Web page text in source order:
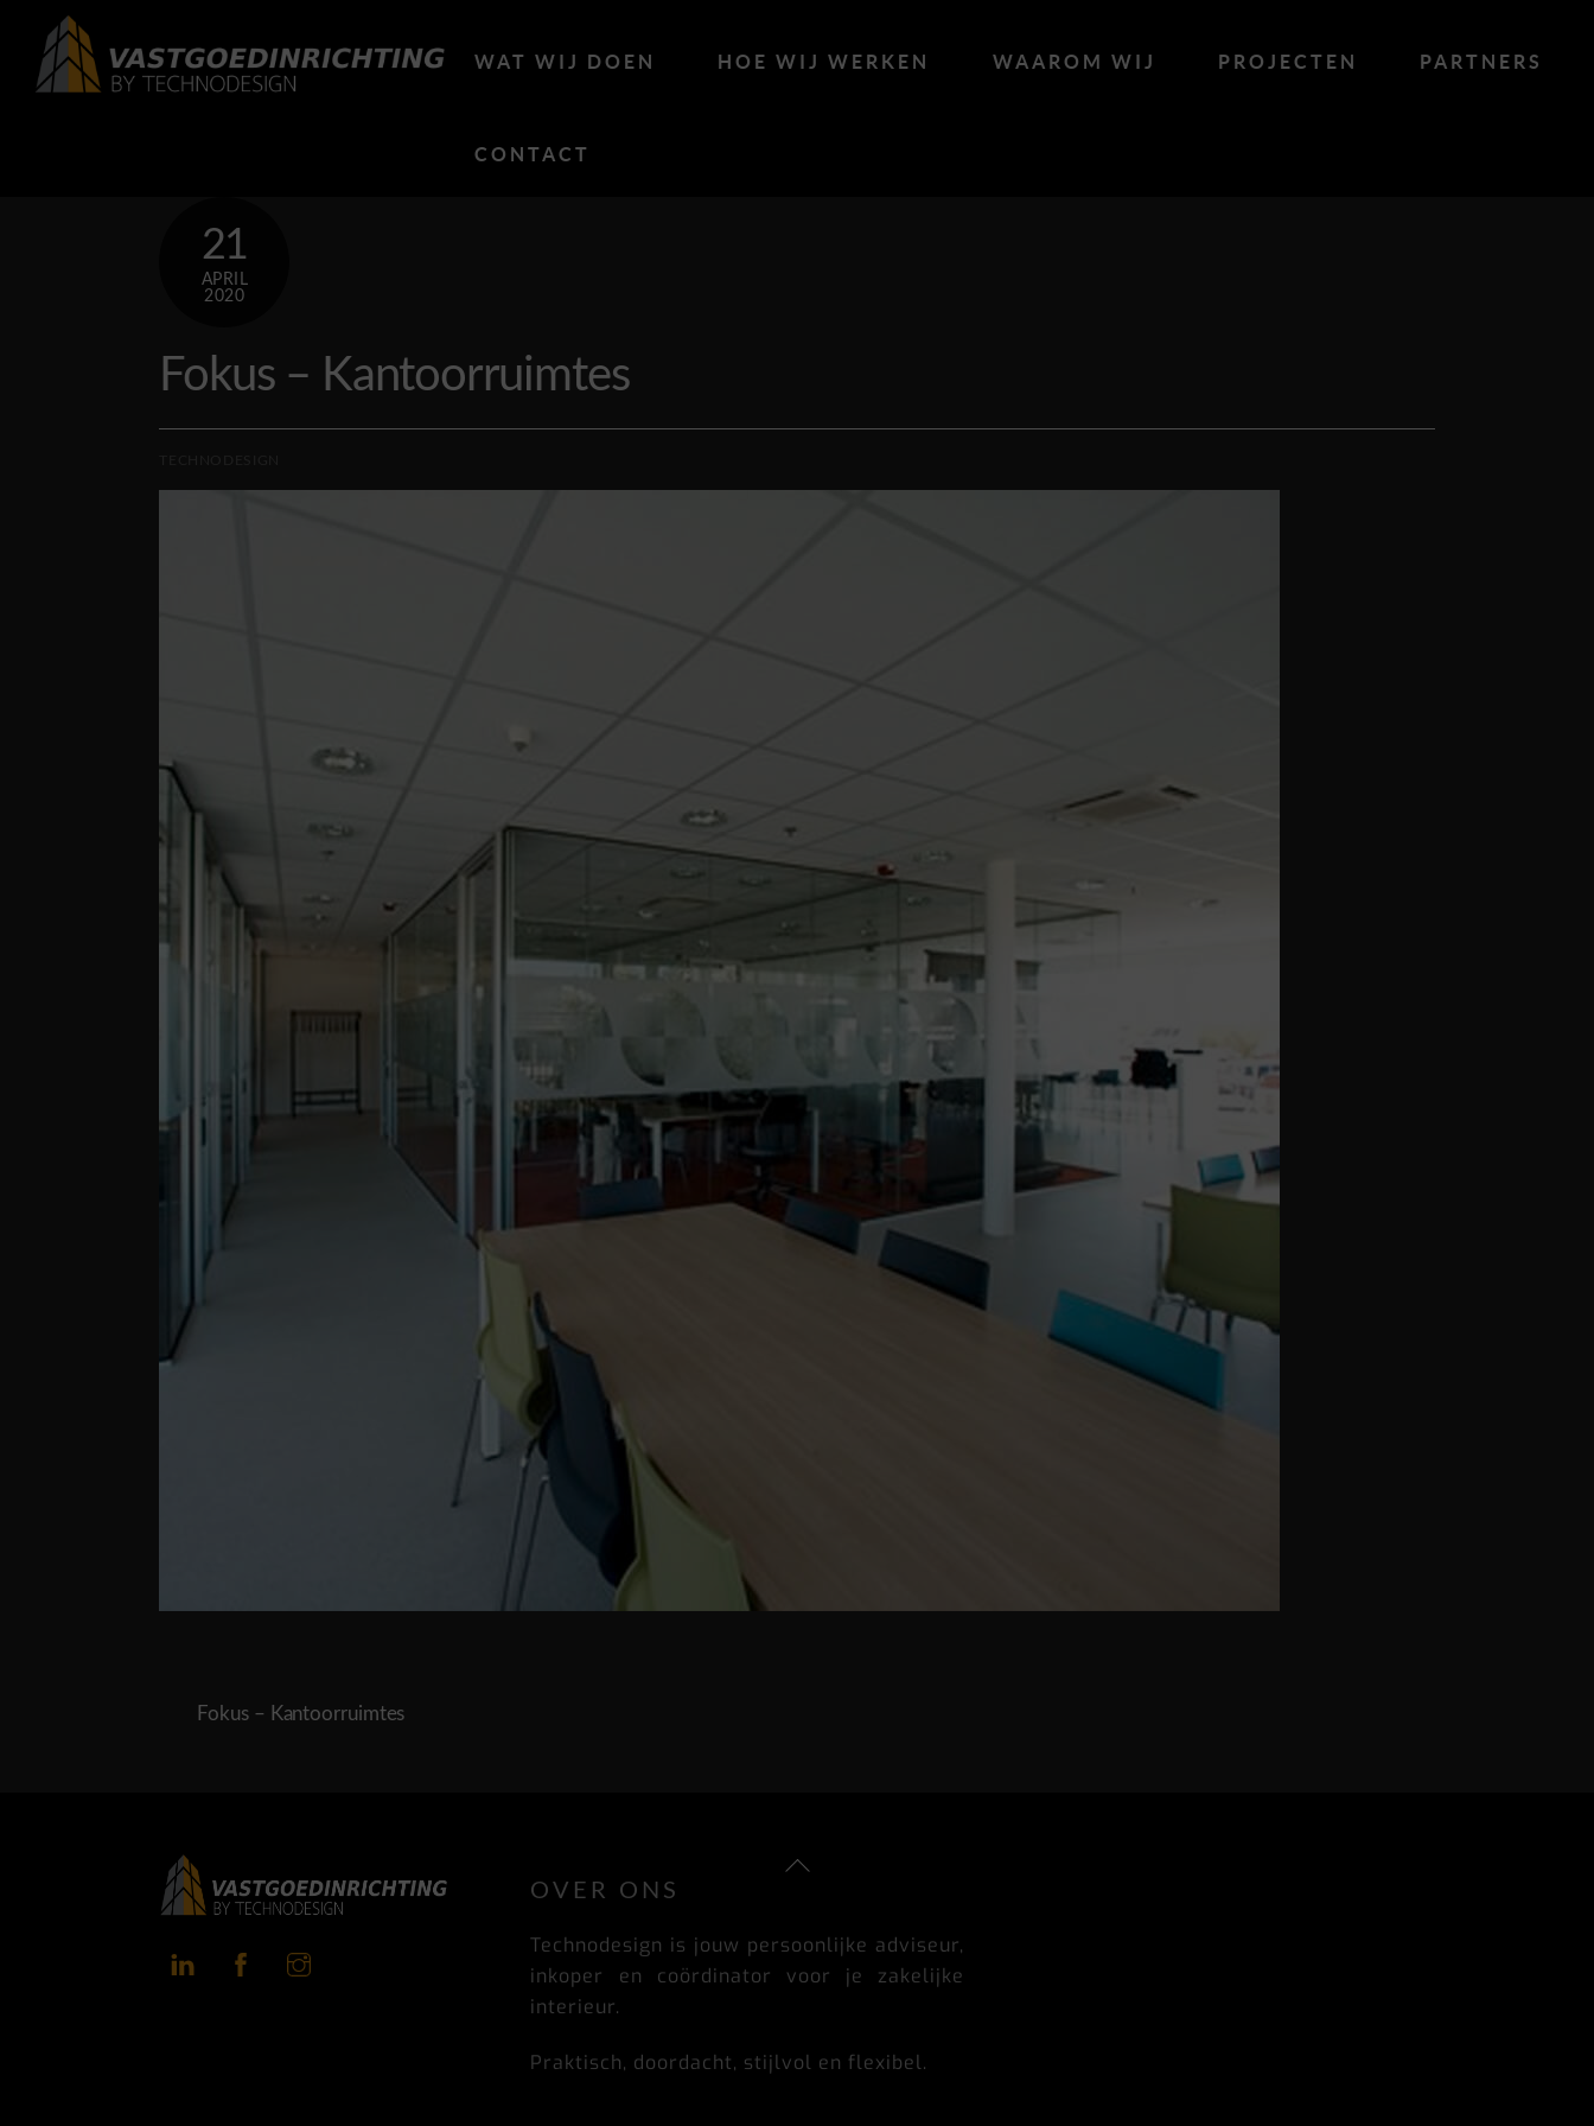
content
WAT WIJ DOEN HOE WIJ WERKEN WAAROM WIJ PROJECTEN PARTNERS
CONTACT
21
APRIL
2020
Fokus – Kantoorruimtes
Fokus – Kantoorruimtes
Back
LinkedInFacebook
OVER ONS
Technodesign is jouw persoonlijke adviseur,
inkoper en coördinator voor je zakelijke
interieur.
Praktisch, doordacht, stijlvol en flexibel.